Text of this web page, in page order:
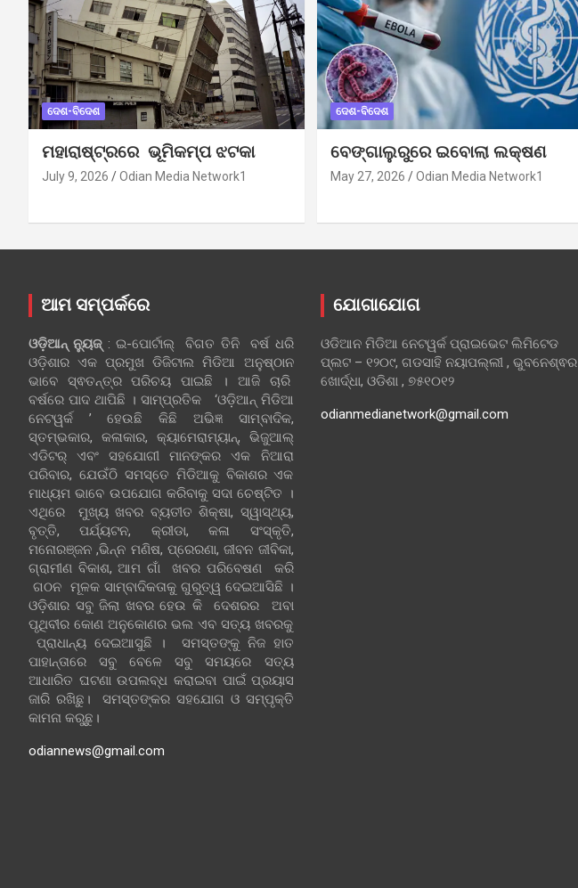
ଦେଶ-ବିଦେଶ
ମହାରାଷ୍ଟ୍ରରେ ଭୂମିକମ୍ପ ଝଟକା
July 9, 2026 Odian Media Network1
ଦେଶ-ବିଦେଶ
ବେଙ୍ଗାଲୁରୁରେ ଇବୋଲା ଲକ୍ଷଣ
May 27, 2026 Odian Media Network1
ଆମ ସମ୍ପର୍କରେ
ଓଡ଼ିଆନ୍‍ ନ୍ୟୁଜ୍‍: ଇ-ପୋର୍ଟାଲ୍ ବିଗତ ତିନି ବର୍ଷ ଧରି
ଓଡ଼ିଶାର ଏକ ପ୍ରମୁଖ ଡିଜିଟାଲ ମିଡିଆ ଅନୁଷ୍ଠାନ
ଭାବେ ସ୍ଵତନ୍ତ୍ର ପରିଚୟ ପାଇଛି । ଆଜି ଚାରି
ବର୍ଷରେ ପାଦ ଥାପିଛି । ସାମ୍ପ୍ରତିକ ‘ଓଡ଼ିଆନ୍‍ ମିଡିଆ
ନେଟୱର୍କ ’ ହେଉଛି କିଛି ଅଭିଜ୍ଞ ସାମ୍ବାଦିକ,
ସ୍ତମ୍ଭକାର, କଳାକାର, କ୍ୟାମେରାମ୍ୟାନ୍, ଭିଜୁଆଲ୍
ଏଡିଟର୍ ଏବଂ ସହଯୋଗୀ ମାନଙ୍କର ଏକ ନିଆରା
ପରିବାର, ଯେଉଁଠି ସମସ୍ତେ ମିଡିଆକୁ ବିକାଶର ଏକ
ମାଧ୍ୟମ ଭାବେ ଉପଯୋଗ କରିବାକୁ ସଦା ଚେଷ୍ଟିତ ।
ଏଥିରେ ମୁଖ୍ୟ ଖବର ବ୍ୟତୀତ ଶିକ୍ଷା, ସ୍ୱାସ୍ଥ୍ୟ,
ବୃତ୍ତି, ପର୍ଯ୍ୟଟନ, କ୍ରୀଡା, କଳା ସଂସ୍କୃତି,
ମନୋରଞ୍ଜନ ,ଭିନ୍ନ ମଣିଷ, ପ୍ରେରଣା, ଜୀବନ ଜୀବିକା,
ଗ୍ରାମୀଣ ବିକାଶ, ଆମ ଗାଁ ଖବର ପରିବେଷଣ କରି
ଗଠନ ମୂଳକ ସାମ୍ବାଦିକତାକୁ ଗୁରୁତ୍ୱ ଦେଇଆସିଛି ।
ଓଡ଼ିଶାର ସବୁ ଜିଲା ଖବର ହେଉ କି ଦେଶରର ଅବା
ପୃଥିବୀର କୋଣ ଅନୁକୋଣର ଭଲ ଏବ ସତ୍ୟ ଖବରକୁ
ପ୍ରାଧାନ୍ୟ ଦେଇଆସୁଛି । ସମସ୍ତଙ୍କୁ ନିଜ ହାତ
ପାହାନ୍ତାରେ ସବୁ ବେଳେ ସବୁ ସମୟରେ ସତ୍ୟ
ଆଧାରିତ ଘଟଣା ଉପଲବ୍ଧ କରାଇବା ପାଇଁ ପ୍ରୟାସ
ଜାରି ରଖିଛୁ। ସମସ୍ତଙ୍କର ସହଯୋଗ ଓ ସମ୍ପୃକ୍ତି
କାମନା କରୁଛୁ।
odiannews@gmail.com
ଯୋଗାଯୋଗ
ଓଡିଆନ ମିଡିଆ ନେଟୱର୍କ ପ୍ରାଇଭେଟ ଲିମିଟେଡ
ପ୍ଲଟ – ୧୨୦୯, ଗଡସାହି ନୟାପଲ୍ଲୀ , ଭୁବନେଶ୍ଵର
ଖୋର୍ଦ୍ଧା, ଓଡିଶା , ୭୫୧୦୧୨
odianmedianetwork@gmail.com